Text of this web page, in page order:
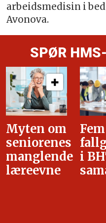
arbeidsmedisin i
Avonova.
SPØR
Fem
fallgruver
i BHT-
samarbeidet